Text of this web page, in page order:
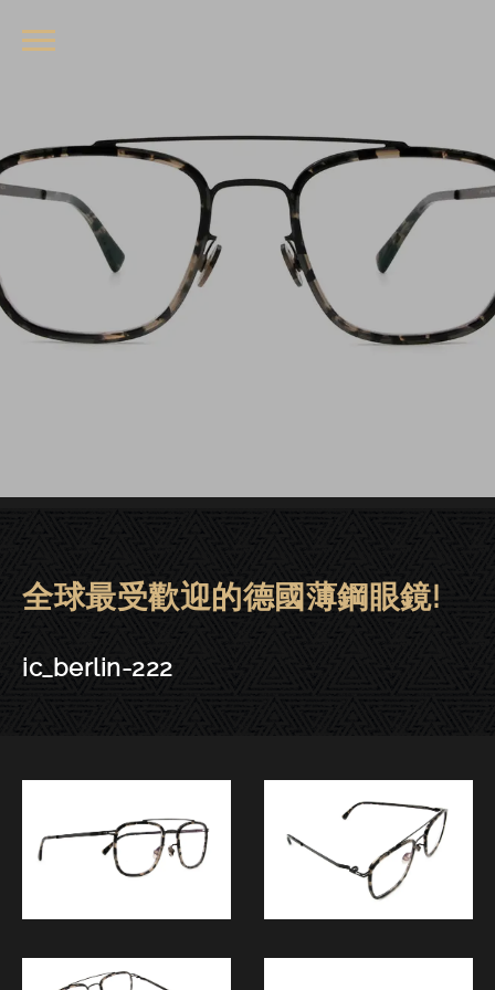
ic! berlin眼鏡 | 東門－ic_berlin-
全球最受歡迎的德國薄鋼眼鏡!
ic_berlin-222